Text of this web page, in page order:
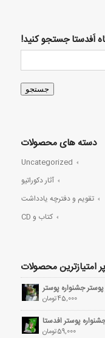
اَفدستا جستجو کنید!
جستجو
دسته های محصولات
Uncategorized
آثار دکوراتیو
تقویم و دفترچه یادداشت
کتاب و CD
پر امتیازترین محصولات
پوستر جشنواره پوستر
45,000تومان
پوستر افدستا
59,000تومان